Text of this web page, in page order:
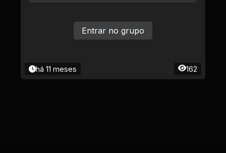
há 11 meses 162
Entrar no grupo